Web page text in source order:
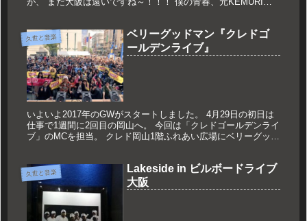
久世と音楽
ベリーグッドマン『クレドゴ
ールデンライブ』
いよいよ2017年のGWがスタートしました。 4月29日の初日は
仕事で1週間に2回目の岡山へ。 今回は「クレドゴールデンライ
ブ」のMCを担当。 クレド岡山1階ふれあい広場にベリーグッド
久世と音楽
Lakeside in ビルボードライブ
大阪